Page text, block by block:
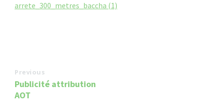
arrete_300_metres_baccha (1)
Previous
Publicité attribution
AOT